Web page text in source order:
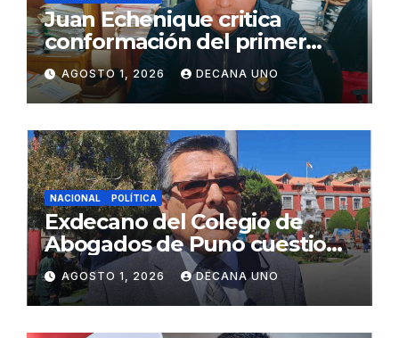
Juan Echenique critica
conformación del primer
gabinete ministerial de Keiko
Fujimori
AGOSTO 1, 2026 DECANA UNO
NACIONAL POLÍTICA
Exdecano del Colegio de
Abogados de Puno cuestiona
propuestas sobre seguridad
ciudadana
AGOSTO 1, 2026 DECANA UNO